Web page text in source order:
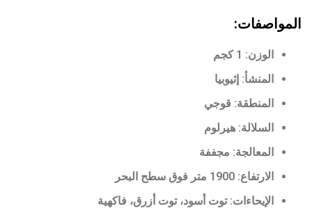
المواصفات:
الوزن: 1 كجم
المنشأ: إثيوبيا
المنطقة: قوجي
السلالة: هيرلوم
المعالجة: مجففة
الارتفاع: 1900 متر فوق سطح البحر
الإيحاءات: توت أسود، توت أزرق، فاكهية